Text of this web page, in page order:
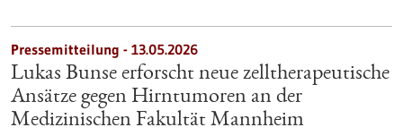
Pressemitteilung - 13.05.2026
Lukas Bunse erforscht neue zelltherapeutische
Ansätze gegen Hirntumoren an der
Medizinischen Fakultät Mannheim